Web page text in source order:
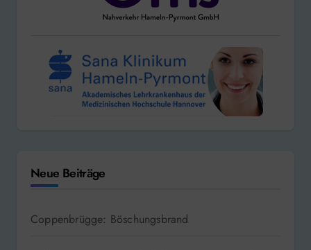
Neue Beiträge
Coppenbrügge: Böschungsbrand